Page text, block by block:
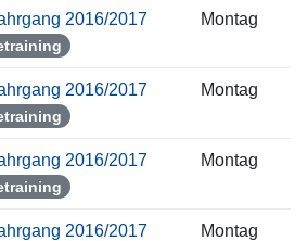
2016/2017 Montag
2016/2017 Montag
2016/2017 Montag
2016/2017 Montag